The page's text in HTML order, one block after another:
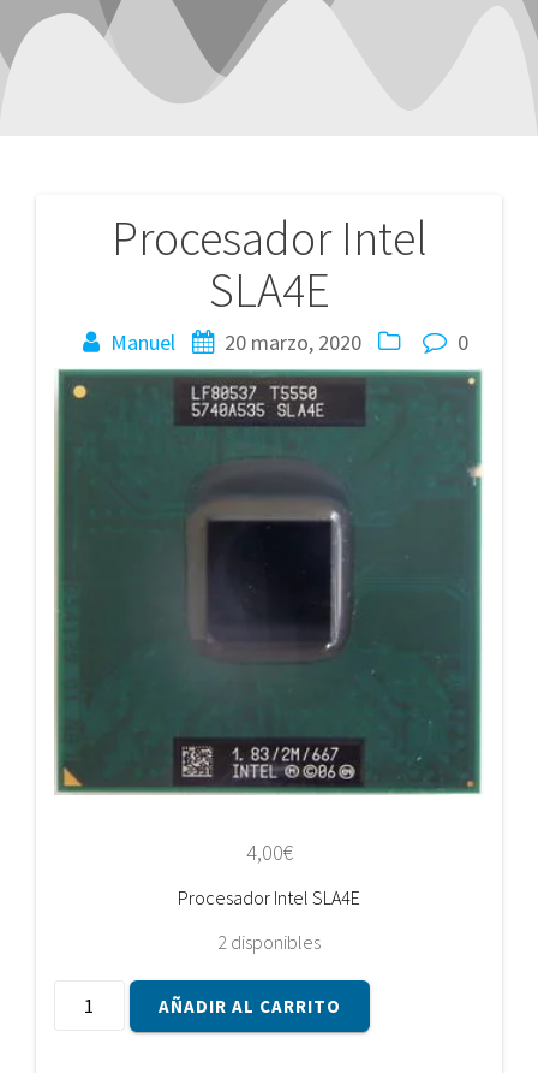
Procesador Intel
SLA4E
Manuel 20 marzo, 2020 0
4,00€
Procesador Intel SLA4E
2 disponibles
Procesador
Intel
AÑADIR AL CARRITO
Navegación
entradas